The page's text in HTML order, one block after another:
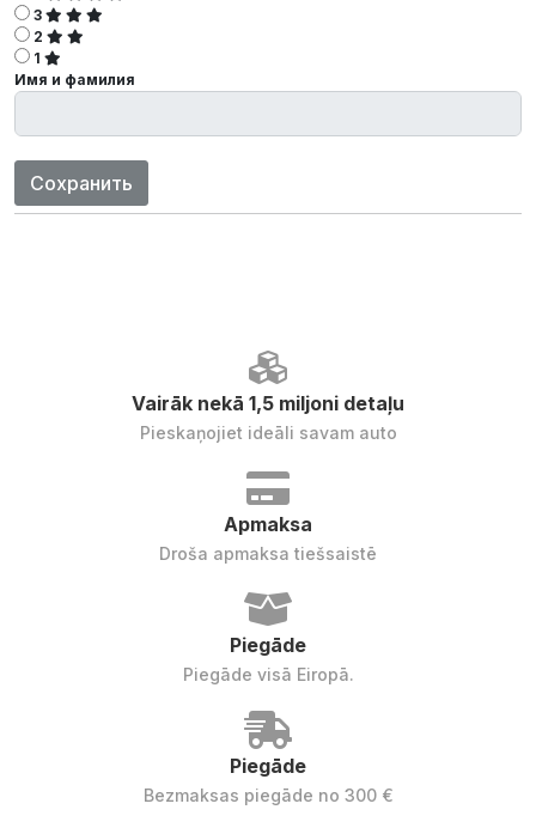
3
2
1
Имя и фамилия
Сохранить
Vairāk nekā 1,5 miljoni detaļu
Pieskaņojiet ideāli savam auto
Apmaksa
Droša apmaksa tiešsaistē
Piegāde
Piegāde visā Eiropā.
Piegāde
Bezmaksas piegāde no 300 €